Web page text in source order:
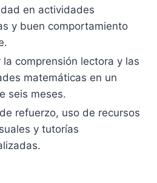
en actividades
y buen comportamiento
la comprensión lectora y las
matemáticas en un
seis meses.
refuerzo, uso de recursos
y tutorías